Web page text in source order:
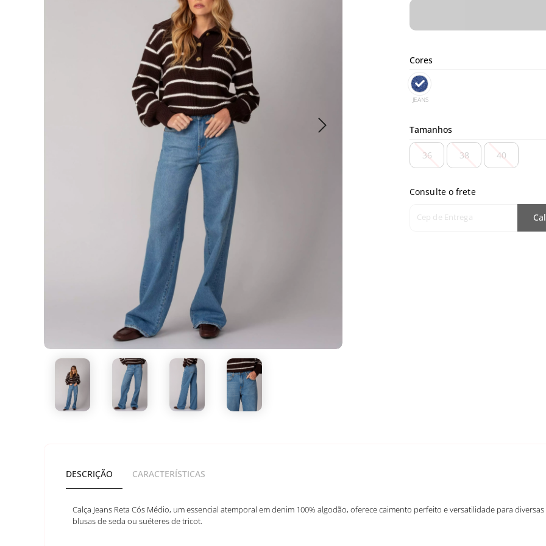
Cores
JEANS
Tamanhos
36 38 40
Consulte o frete
Cep de Entrega
DESCRIÇÃO CARACTERÍSTICAS
Calça Jeans Reta Cós Médio, um essencial atemporal em denim 100% algodão, oferece caimento perfeito e versatilidade para
blusas de seda ou suéteres de tricot.